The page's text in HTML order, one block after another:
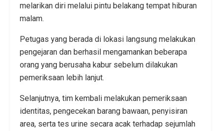
melarikan diri melalui pintu belakang tempat hiburan
malam.
Petugas yang berada di lokasi langsung melakukan
pengejaran dan berhasil mengamankan beberapa
orang yang berusaha kabur sebelum dilakukan
pemeriksaan lebih lanjut.
Selanjutnya, tim kembali melakukan pemeriksaan
identitas, pengecekan barang bawaan, penyisiran
area, serta tes urine secara acak terhadap sejumlah